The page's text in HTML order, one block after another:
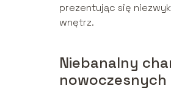
prezentując się
wnętrz.
Niebanalny
nowoczesnych